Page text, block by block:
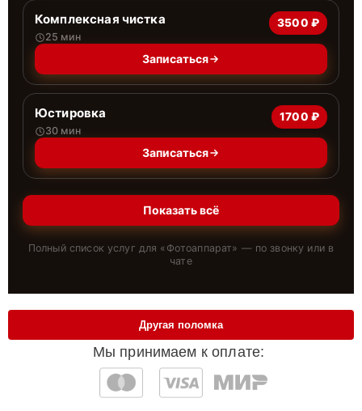
Комплексная чистка
25 мин
3500 ₽
Записаться
Юстировка
30 мин
1700 ₽
Записаться
Показать всё
Полный список услуг для « Фотоаппарат» — по звонку или в
чате
Мы принимаем к оплате:
Другая поломка